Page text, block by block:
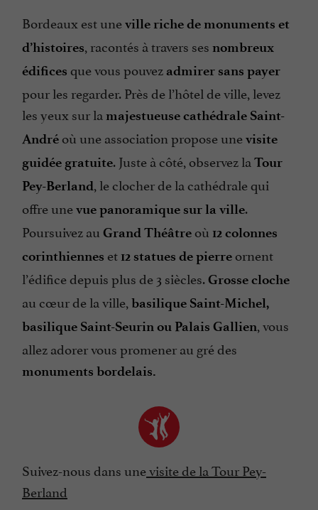
Bordeaux est uneville riche de monuments et
d’histoires, racontés à travers ses nombreux
édifices que vous pouvez admirer sans payer
pour les regarder. Près de l’hôtel de ville, levez
les yeux sur la majestueuse cathédrale Saint-
André où une association propose unevisite
guidée gratuite. Juste à côté, observez la Tour
Pey-Berland, le clocher de la cathédrale qui
offre unevue panoramique sur la ville.
Poursuivez au Grand Théâtre où 12 colonnes
corinthiennes et 12 statues de pierre ornent
l’édifice depuis plus de 3 siècles.Grosse cloche
au cœur de la ville, basilique Saint-Michel,
basilique Saint-Seurin ou Palais Gallien, vous
allez adorer vous promener au gré des
monuments bordelais.
Suivez-nous dans unevisite de la Tour Pey-
Berland